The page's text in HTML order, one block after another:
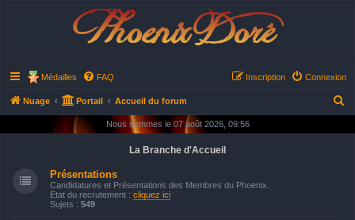
Phoenix Doré
Médailles FAQ Connexion
Inscription
Nuage Portail Accueil du forum
Nous sommes le 07 août 2026, 09:56
La Branche d'Accueil
Présentations
Candidatures et Présentations des Membres du Phoenix.
Etat du recrutement : cliquez ici
Sujets : 549